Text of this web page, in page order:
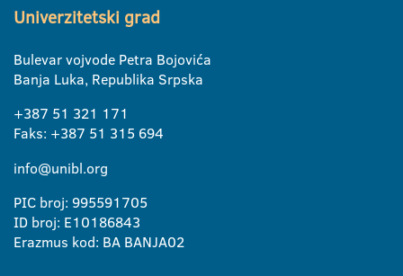
Univerzitetski grad
Bulevar vojvode Petra Bojovića
Banja Luka, Republika Srpska
+387 51 321 171
Faks: +387 51 315 694
info@unibl.org
PIC broj: 995591705
ID broj: E10186843
Erazmus kod: BA BANJA02